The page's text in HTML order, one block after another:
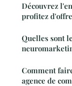
Découvrez
profitez
Quelles sont
Comment
agence de